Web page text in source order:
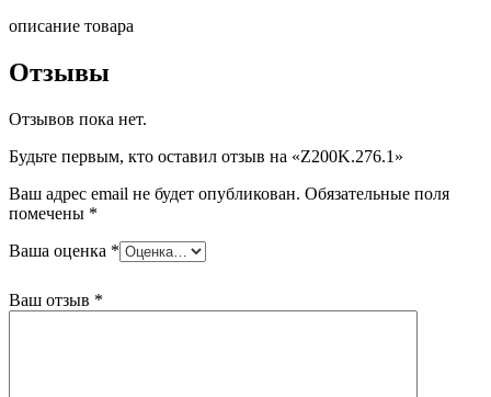
описание товара
Отзывы
Отзывов пока нет.
Будьте первым, кто оставил отзыв на «Z200K.276.1»
Ваш адрес email не будет опубликован. Обязательные поля
помечены *
Ваша оценка *
Ваш отзыв *